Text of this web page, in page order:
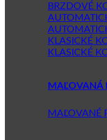
BRZDOVÉ
KLASICKÉ
KLASICKÉ
MAĽOVANÁ
MAĽOVANÉ